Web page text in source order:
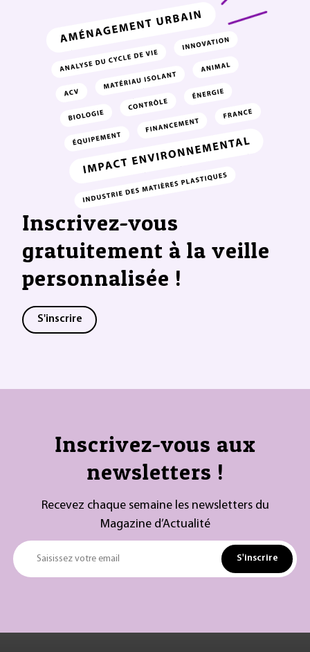
Inscrivez-vous
gratuitement à la veille
personnalisée !
S'inscrire
Inscrivez-vous aux
newsletters !
Recevez chaque semaine les newsletters du
Magazine d’Actualité
Saisissez votre email S'inscrire